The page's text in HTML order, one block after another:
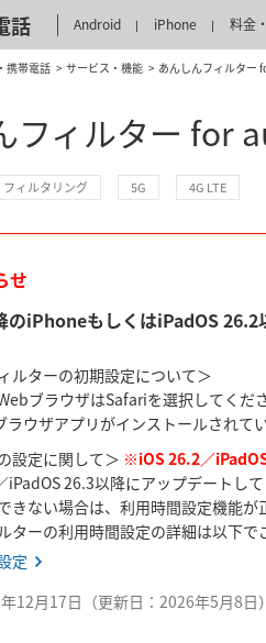
話 Android iPhone 料金
携帯電話 サービス・機能 あんしんフィルター
フィルター for
フィルタリング 5G 4G LTE
せ
のiPhoneもしくはiPadOS
ルターの初期設定について＞
ブラウザはSafariを選択してくださ
ウザアプリがインストールされて
設定に関して＞ ※iOS 26.2／
iPadOS 26.3以降にアップデートして
きない場合は、利用時間設定機能が
ターの利用時間設定の詳細は以下で
定
12月17日（更新日：2026年5月8日）